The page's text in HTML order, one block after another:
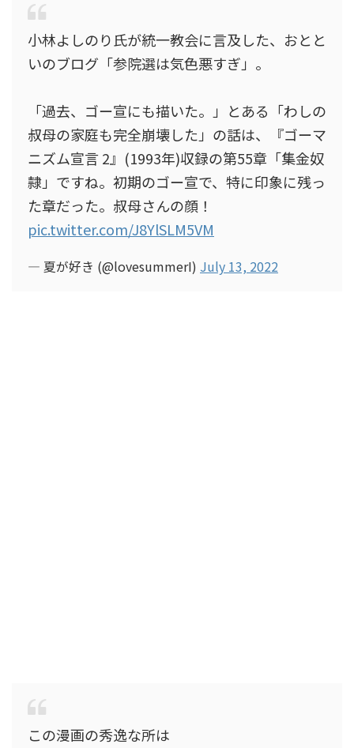
小林よしのり氏が統一教会に言及した、おとと
いのブログ「参院選は気色悪すぎ」。
「過去、ゴー宣にも描いた。」とある「わしの
叔母の家庭も完全崩壊した」の話は、『ゴーマ
ニズム宣言 2』(1993年)収録の第55章「集金奴
隷」ですね。初期のゴー宣で、特に印象に残っ
た章だった。叔母さんの顔！
pic.twitter.com/J8YlSLM5VM
— 夏が好き (@lovesummerI) July 13, 2022
この漫画の秀逸な所は